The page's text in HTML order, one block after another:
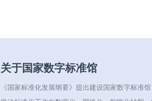
关于国家数字标准馆
《国家标准化发展纲要》提出建设国家数字标准馆